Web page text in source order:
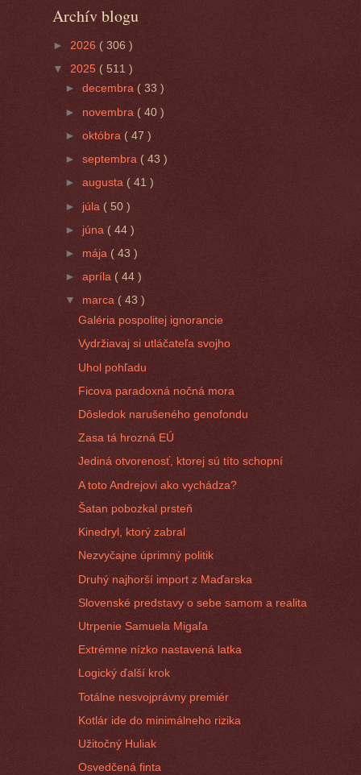
Archív blogu
► 2026 ( 306 )
▼ 2025 ( 511 )
►decembra( 33 )
► novembra ( 40 )
►októbra ( 47 )
►septembra ( 43 )
►augusta( 41 )
► júla ( 50 )
► júna ( 44 )
► mája ( 43 )
►apríla ( 44 )
▼ marca( 43 )
Galéria pospolitej ignorancie
Vydržiavaj si utláčateľa svojho
Uhol pohľadu
Ficova paradoxná nočná mora
Dôsledok narušeného genofondu
Zasa tá hrozná EÚ
Jediná otvorenosť, ktorej sú títo schopní
A toto Andrejovi ako vychádza?
Šatan pobozkal prsteň
Kinedryl, ktorý zabral
Nezvyčajne úprimný politik
Druhý najhorší import z Maďarska
Slovenské predstavy o sebe samom a realita
Utrpenie Samuela Migaľa
Extrémne nízko nastavená latka
Logický ďalší krok
Totálne nesvojprávny premiér
Kotlár ide do minimálneho rizika
Užitočný Huliak
Osvedčená finta